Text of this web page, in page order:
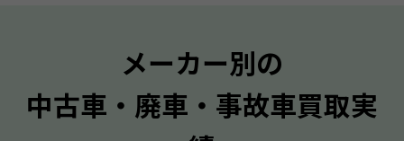
メーカー別の
中古車・廃車・事故車買取実